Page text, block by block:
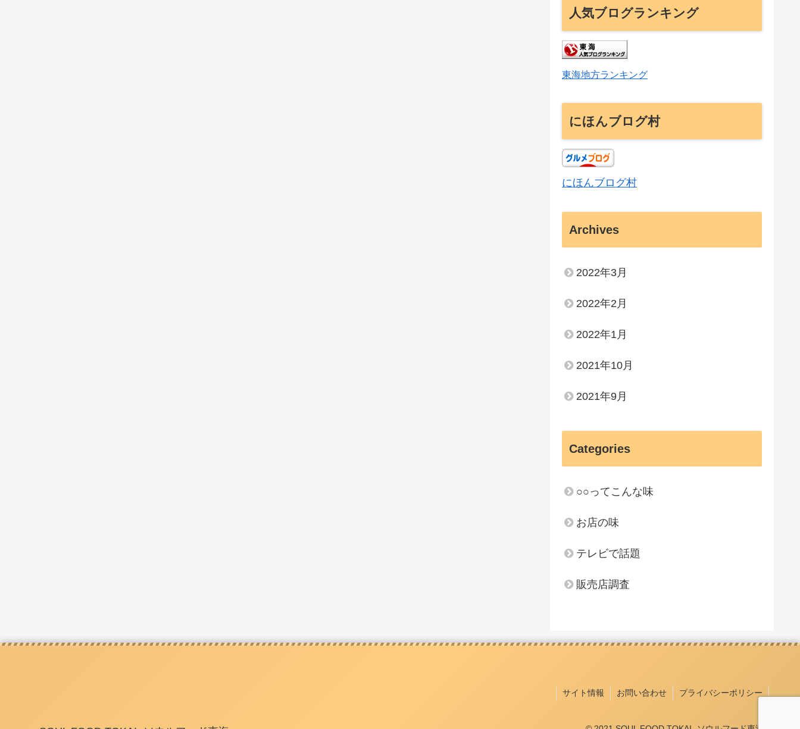
人気ブログランキング
東海地方ランキング
にほんブログ村
にほんブログ村
Archives
2022年3月
2022年2月
2022年1月
2021年10月
2021年9月
Categories
○○ってこんな味
お店の味
テレビで話題
販売店調査
サイト情報 お問い合わせ プライバシーポリシー